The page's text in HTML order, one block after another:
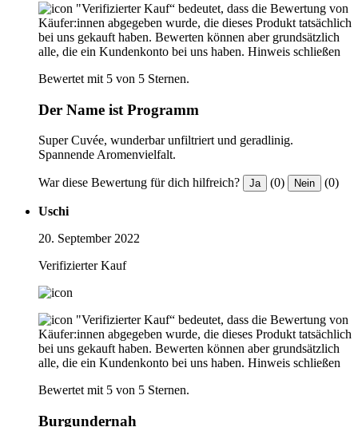
"Verifizierter Kauf“ bedeutet, dass die Bewertung von
Käufer:innen abgegeben wurde, die dieses Produkt tatsächlich
bei uns gekauft haben. Bewerten können aber grundsätzlich
alle, die ein Kundenkonto bei uns haben. Hinweis schließen
Bewertet mit 5 von 5 Sternen.
Der Name ist Programm
Super Cuvée, wunderbar unfiltriert und geradlinig.
Spannende Aromenvielfalt.
War diese Bewertung für dich hilfreich? Ja (0) Nein (0)
Uschi
20. September 2022
Verifizierter Kauf
"Verifizierter Kauf“ bedeutet, dass die Bewertung von
Käufer:innen abgegeben wurde, die dieses Produkt tatsächlich
bei uns gekauft haben. Bewerten können aber grundsätzlich
alle, die ein Kundenkonto bei uns haben. Hinweis schließen
Bewertet mit 5 von 5 Sternen.
Burgundernah